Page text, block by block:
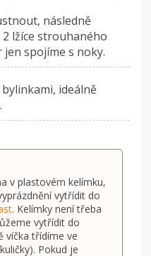
následně
lžíce strouhaného
spojíme s noky.
ideálně
v plastovém kelímku,
vytřídit do
. Kelímky není třeba
vytřídit do
víčka třídíme ve
Pokud je